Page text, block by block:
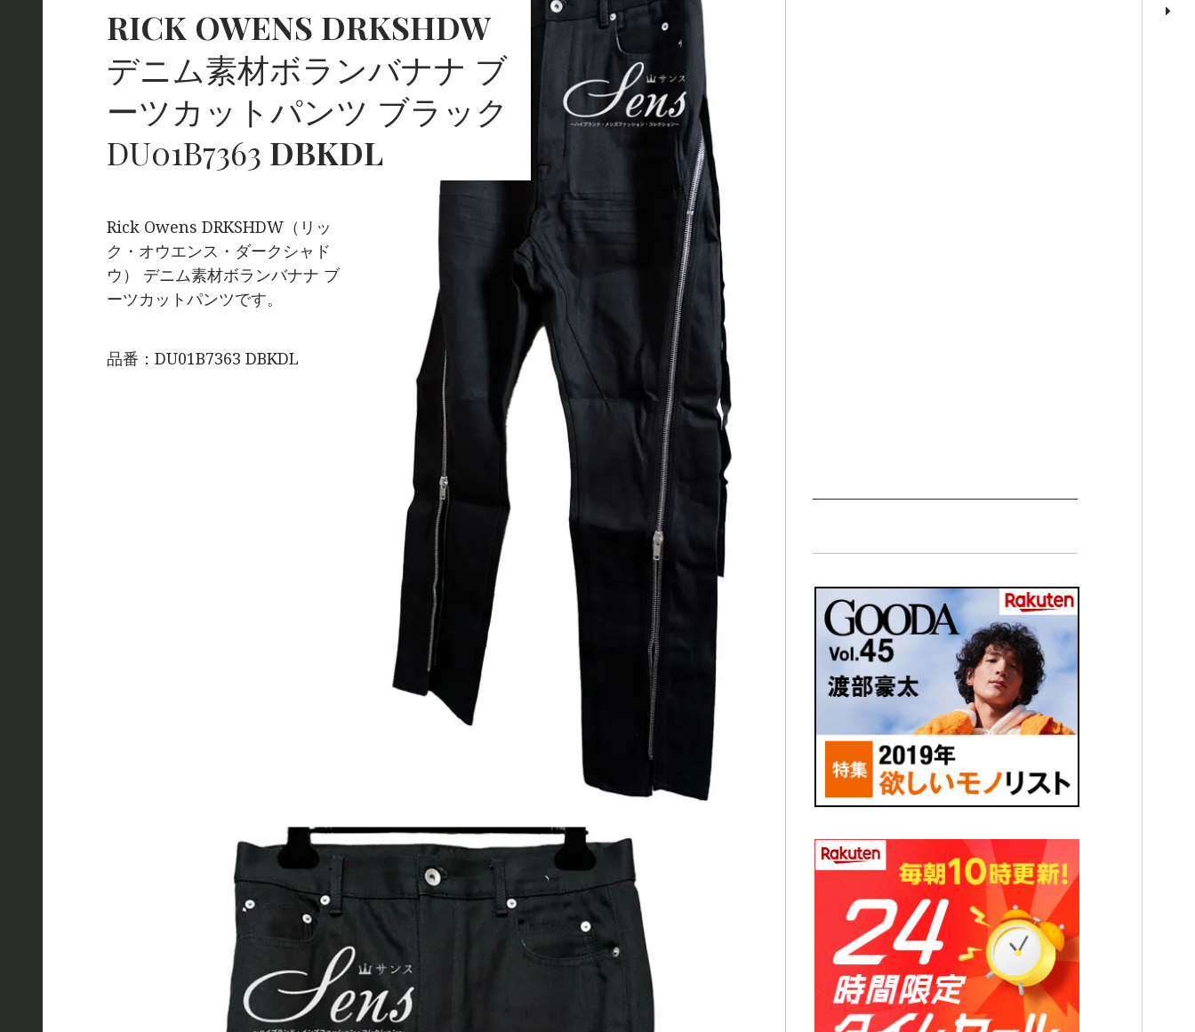
HIGH
FASHIO
N BRAND
COLLEC
TION（
ハイブラ
ンド・メ
ンズファ
ッショ
ン・コレ
クショ
ン）〜
RICK OWENS DRKSHDW
デニム素材ボランバナナ ブ
ーツカットパンツ ブラック
DU01B7363 DBKDL
Rick Owens DRKSHDW（リッ
ク・オウエンス・ダークシャド
ウ） デニム素材ボランバナナ ブ
ーツカットパンツです。
品番：DU01B7363 DBKDL